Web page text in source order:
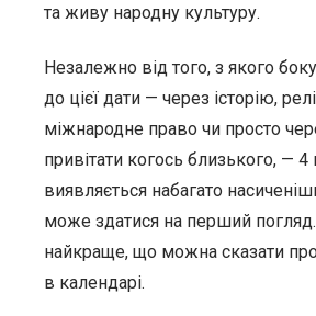
та живу народну культуру.
Незалежно від того, з якого
до цієї дати — через історію,
міжнародне право чи просто
привітати когось близького, — 4
виявляється набагато
може здатися на перший погляд.
найкраще, що можна сказати
в календарі.